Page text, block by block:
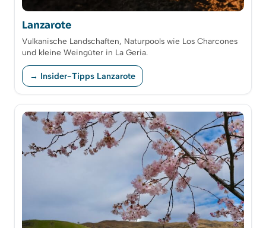
Lanzarote
Vulkanische Landschaften, Naturpools wie Los Charcones
und kleine Weingüter in La Geria.
→ Insider-Tipps Lanzarote